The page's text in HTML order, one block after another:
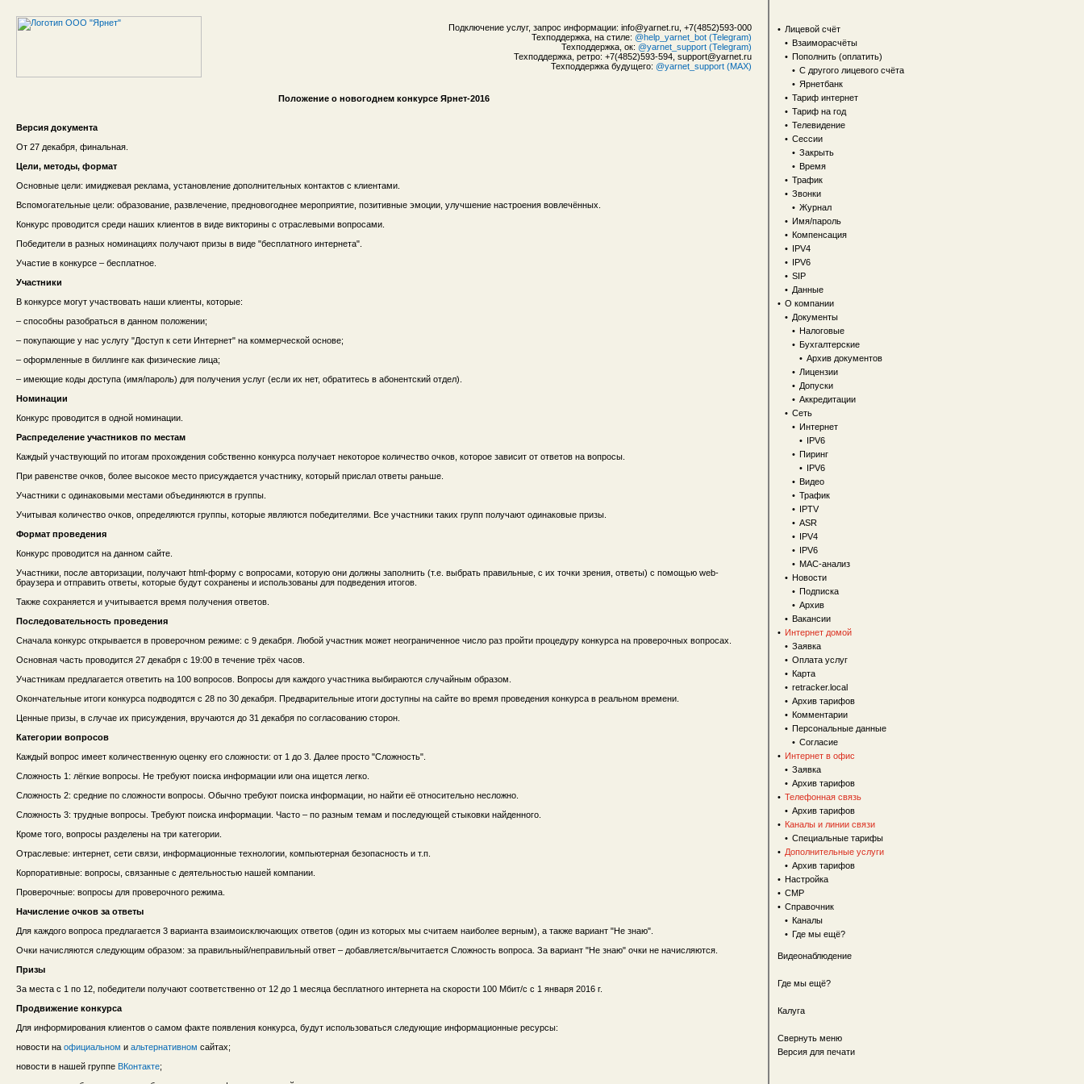
Подключение услуг, запрос информации: info@yarnet.ru, +7(4852)593-000
Техподдержка, на стиле: @help_yarnet_bot (Telegram)
Техподдержка, ок: @yarnet_support (Telegram)
Техподдержка, ретро: +7(4852)593-594, support@yarnet.ru
Техподдержка будущего: @yarnet_support (MAX)
Положение о новогоднем конкурсе Ярнет-2016
Версия документа
От 27 декабря, финальная.
Цели, методы, формат
Основные цели: имиджевая реклама, установление дополнительных контактов с клиентами.
Вспомогательные цели: образование, развлечение, предновогоднее мероприятие, позитивные эмоции, улучшение настроения вовлечённых.
Конкурс проводится среди наших клиентов в виде викторины с отраслевыми вопросами.
Победители в разных номинациях получают призы в виде "бесплатного интернета".
Участие в конкурсе – бесплатное.
Участники
В конкурсе могут участвовать наши клиенты, которые:
– способны разобраться в данном положении;
– покупающие у нас услугу "Доступ к сети Интернет" на коммерческой основе;
– оформленные в биллинге как физические лица;
– имеющие коды доступа (имя/пароль) для получения услуг (если их нет, обратитесь в абонентский отдел).
Номинации
Конкурс проводится в одной номинации.
Распределение участников по местам
Каждый участвующий по итогам прохождения собственно конкурса получает некоторое количество очков, которое зависит от ответов на вопросы.
При равенстве очков, более высокое место присуждается участнику, который прислал ответы раньше.
Участники с одинаковыми местами объединяются в группы.
Учитывая количество очков, определяются группы, которые являются победителями. Все участники таких групп получают одинаковые призы.
Формат проведения
Конкурс проводится на данном сайте.
Участники, после авторизации, получают html-форму с вопросами, которую они должны заполнить (т.е. выбрать правильные, с их точки зрения, ответы) с помощью web-
браузера и отправить ответы, которые будут сохранены и использованы для подведения итогов.
Также сохраняется и учитывается время получения ответов.
Последовательность проведения
Сначала конкурс открывается в проверочном режиме: с 9 декабря. Любой участник может неограниченное число раз пройти процедуру конкурса на проверочных вопросах.
Основная часть проводится 27 декабря с 19:00 в течение трёх часов.
Участникам предлагается ответить на 100 вопросов. Вопросы для каждого участника выбираются случайным образом.
Окончательные итоги конкурса подводятся с 28 по 30 декабря. Предварительные итоги доступны на сайте во время проведения конкурса в реальном времени.
Ценные призы, в случае их присуждения, вручаются до 31 декабря по согласованию сторон.
Категории вопросов
Каждый вопрос имеет количественную оценку его сложности: от 1 до 3. Далее просто "Сложность".
Сложность 1: лёгкие вопросы. Не требуют поиска информации или она ищется легко.
Сложность 2: средние по сложности вопросы. Обычно требуют поиска информации, но найти её относительно несложно.
Сложность 3: трудные вопросы. Требуют поиска информации. Часто – по разным темам и последующей стыковки найденного.
Кроме того, вопросы разделены на три категории.
Отраслевые: интернет, сети связи, информационные технологии, компьютерная безопасность и т.п.
Корпоративные: вопросы, связанные с деятельностью нашей компании.
Проверочные: вопросы для проверочного режима.
Начисление очков за ответы
Для каждого вопроса предлагается 3 варианта взаимоисключающих ответов (один из которых мы считаем наиболее верным), а также вариант "Не знаю".
Очки начисляются следующим образом: за правильный/неправильный ответ – добавляется/вычитается Сложность вопроса. За вариант "Не знаю" очки не начисляются.
Призы
За места с 1 по 12, победители получают соответственно от 12 до 1 месяца бесплатного интернета на скорости 100 Мбит/с с 1 января 2016 г.
Продвижение конкурса
Для информирования клиентов о самом факте появления конкурса, будут использоваться следующие информационные ресурсы:
новости на официальном и альтернативном сайтах;
новости в нашей группе ВКонтакте;
• Лицевой счёт
• Взаиморасчёты
• Пополнить (оплатить)
• С другого лицевого счёта
• Ярнетбанк
• Тариф интернет
• Тариф на год
• Телевидение
• Сессии
• Закрыть
• Время
• Трафик
• Звонки
• Журнал
• Имя/пароль
• Компенсация
• IPV4
• IPV6
• SIP
• Данные
• О компании
• Документы
• Налоговые
• Бухгалтерские
• Архив документов
• Лицензии
• Допуски
• Аккредитации
• Сеть
• Интернет
• IPV6
• Пиринг
• IPV6
• Видео
• Трафик
• IPTV
• ASR
• IPV4
• IPV6
• MAC-анализ
• Новости
• Подписка
• Архив
• Вакансии
• Интернет домой
• Заявка
• Оплата услуг
• Карта
• retracker.local
• Архив тарифов
• Комментарии
• Персональные данные
• Согласие
• Интернет в офис
• Заявка
• Архив тарифов
• Телефонная связь
• Архив тарифов
• Каналы и линии связи
• Специальные тарифы
• Дополнительные услуги
• Архив тарифов
• Настройка
• СМР
• Справочник
• Каналы
• Где мы ещё?
Видеонаблюдение
Где мы ещё?
Калуга
Свернуть меню
Версия для печати